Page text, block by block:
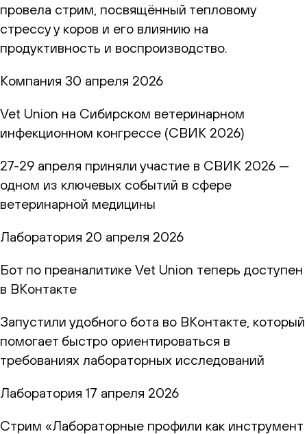
провела стрим, посвящённый тепловому
стрессу у коров и его влиянию на
продуктивность и воспроизводство.
Компания 30 апреля 2026
Vet Union на Сибирском ветеринарном
инфекционном конгрессе (СВИК 2026)
27-29 апреля приняли участие в СВИК 2026 —
одном из ключевых событий в сфере
ветеринарной медицины
Лаборатория 20 апреля 2026
Бот по преаналитике Vet Union теперь доступен
в ВКонтакте
Запустили удобного бота во ВКонтакте, который
помогает быстро ориентироваться в
требованиях лабораторных исследований
Лаборатория 17 апреля 2026
Стрим «Лабораторные профили как инструмент